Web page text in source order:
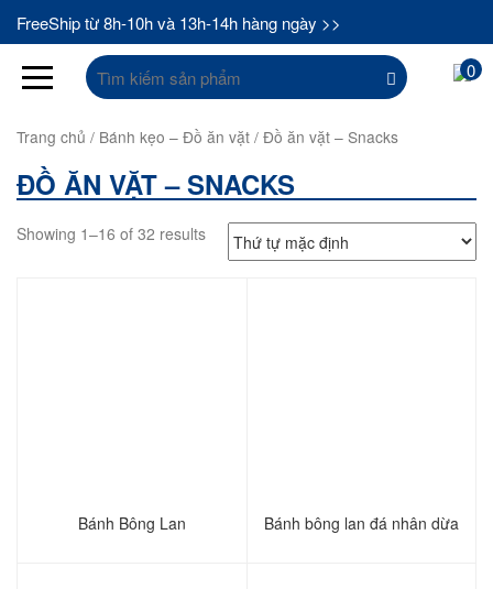
FreeShip từ 8h-10h và 13h-14h hàng ngày >>
Tìm
kiếm:
0
Trang chủ / Bánh kẹo – Đồ ăn vặt / Đồ ăn vặt – Snacks
ĐỒ ĂN VẶT – SNACKS
Showing 1–16 of 32 results
Bánh Bông Lan Bánh bông lan đá nhân dừa